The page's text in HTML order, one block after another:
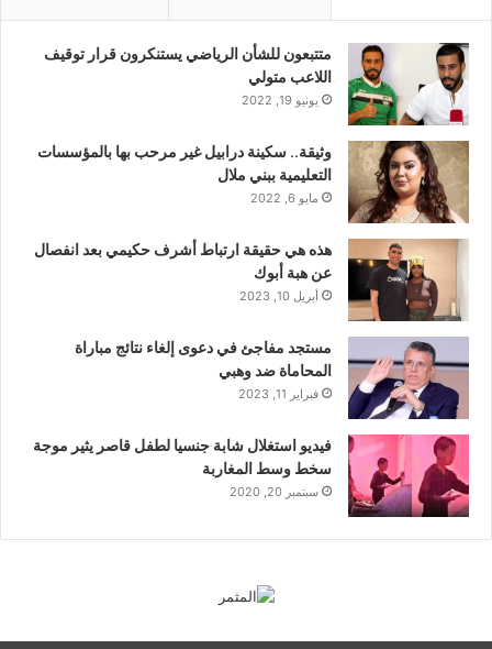
متتبعون للشأن الرياضي يستنكرون قرار توقيف
اللاعب متولي
يونيو 19, 2022
وثيقة.. سكينة درابيل غير مرحب بها بالمؤسسات
التعليمية ببني ملال
مايو 6, 2022
هذه هي حقيقة ارتباط أشرف حكيمي بعد انفصال
عن هبة أبوك
أبريل 10, 2023
مستجد مفاجئ في دعوى إلغاء نتائج مباراة
المحاماة ضد وهبي
فبراير 11, 2023
فيديو استغلال شابة جنسيا لطفل قاصر يثير موجة
سخط وسط المغاربة
سبتمبر 20, 2020